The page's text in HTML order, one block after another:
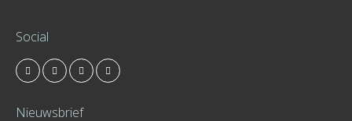
Social
Nieuwsbrief